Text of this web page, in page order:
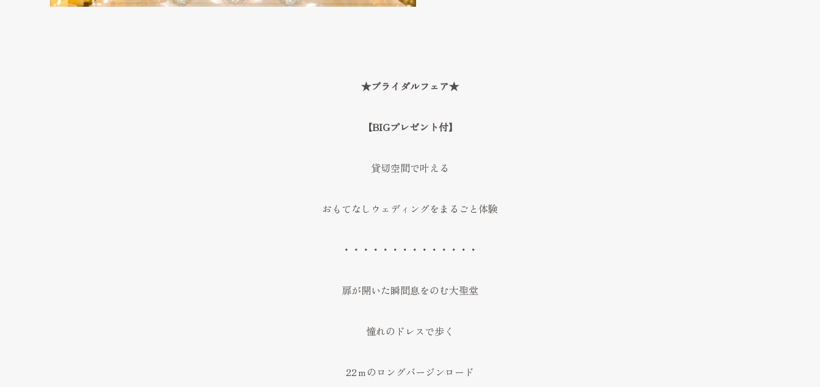
★ブライダルフェア★
【BIGプレゼント付】
貸切空間で叶える
おもてなしウェディングをまるごと体験
・・・・・・・・・・・・・・
扉が開いた瞬間息をのむ大聖堂
憧れのドレスで歩く
22ｍのロングバージンロード